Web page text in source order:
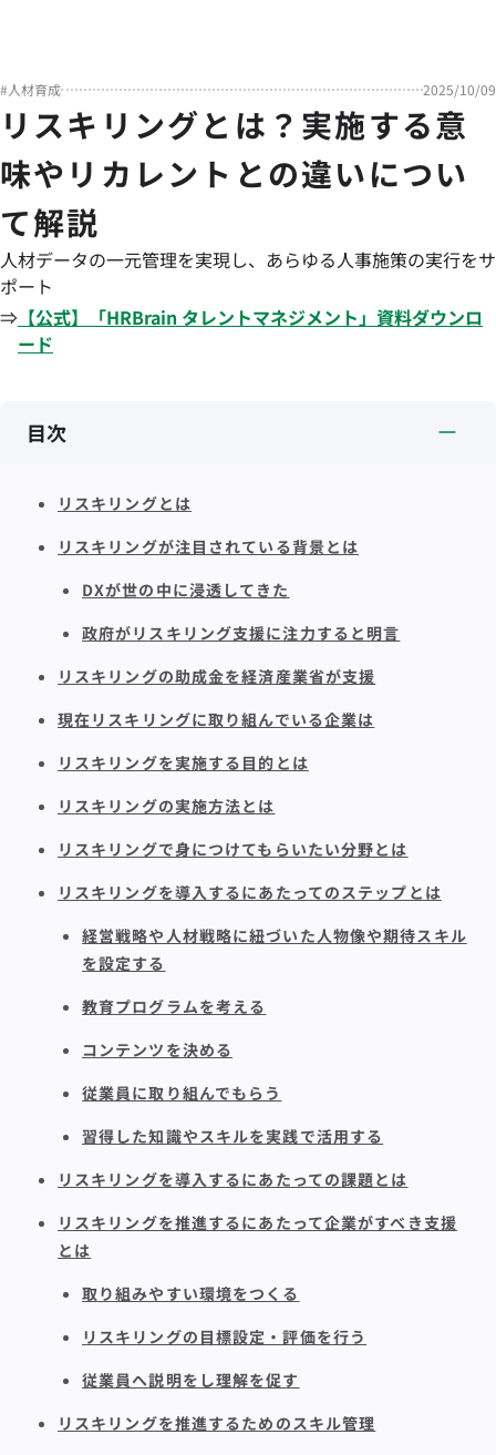
#人材育成 2025/10/09
リスキリングとは？実施する意
味やリカレントとの違いについ
て解説
人材データの一元管理を実現し、あらゆる人事施策の実行をサ
ポート
⇒ 【公式】「HRBrain タレントマネジメント」資料ダウンロ
ード
目次
リスキリングとは
リスキリングが注目されている背景とは
DXが世の中に浸透してきた
政府がリスキリング支援に注力すると明言
リスキリングの助成金を経済産業省が支援
現在リスキリングに取り組んでいる企業は
リスキリングを実施する目的とは
リスキリングの実施方法とは
リスキリングで身につけてもらいたい分野とは
リスキリングを導入するにあたってのステップとは
経営戦略や人材戦略に紐づいた人物像や期待スキル
を設定する
教育プログラムを考える
コンテンツを決める
従業員に取り組んでもらう
習得した知識やスキルを実践で活用する
リスキリングを導入するにあたっての課題とは
リスキリングを推進するにあたって企業がすべき支援
とは
取り組みやすい環境をつくる
リスキリングの目標設定・評価を行う
従業員へ説明をし理解を促す
リスキリングを推進するためのスキル管理